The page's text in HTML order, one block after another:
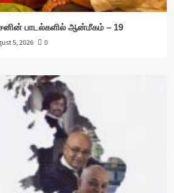
பாடல்களில் ஆன்மீகம் – 19
5, 2026 0